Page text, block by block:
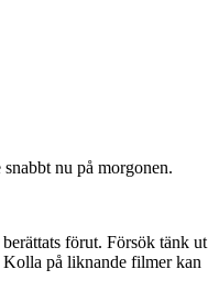
nu på morgonen.
förut. Försök tänk ut
på liknande filmer kan